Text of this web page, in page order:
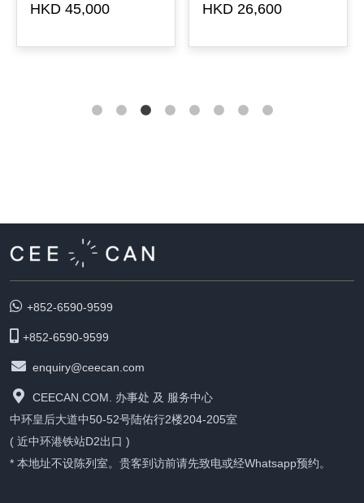
HKD 45,000 HKD 26,600
+852-6590-9599
+852-6590-9599
enquiry@ceecan.com
CEECAN.COM. 办事处 及 服务中心
中环皇后大道中50-52号陆佑行2楼204-205室
( 近中环港铁站D2出口 )
* 本地址不设陈列室。贵客到访前请先致电或经Whatsapp预约。